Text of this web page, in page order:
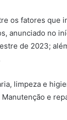
os fatores que
anunciado no
de 2023;
limpeza e
e